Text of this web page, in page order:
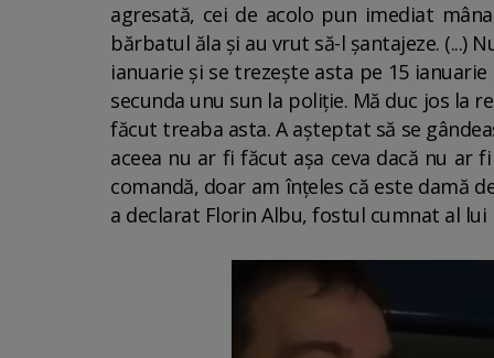
agresată, cei de acolo pun imediat
bărbatul ăla și au vrut să-l șantajeze. (...)
ianuarie și se trezește asta pe 15
secunda unu sun la poliție. Mă duc jos la
făcut treaba asta. A așteptat să se
aceea nu ar fi făcut așa ceva dacă nu ar
comandă, doar am înțeles că este damă
a declarat Florin Albu, fostul cumnat al